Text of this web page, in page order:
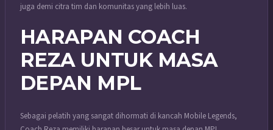
juga demi citra tim dan komunitas yang lebih luas.
HARAPAN COACH
REZA UNTUK MASA
DEPAN MPL
Sebagai pelatih yang sangat dihormati di kancah Mobile Legends,